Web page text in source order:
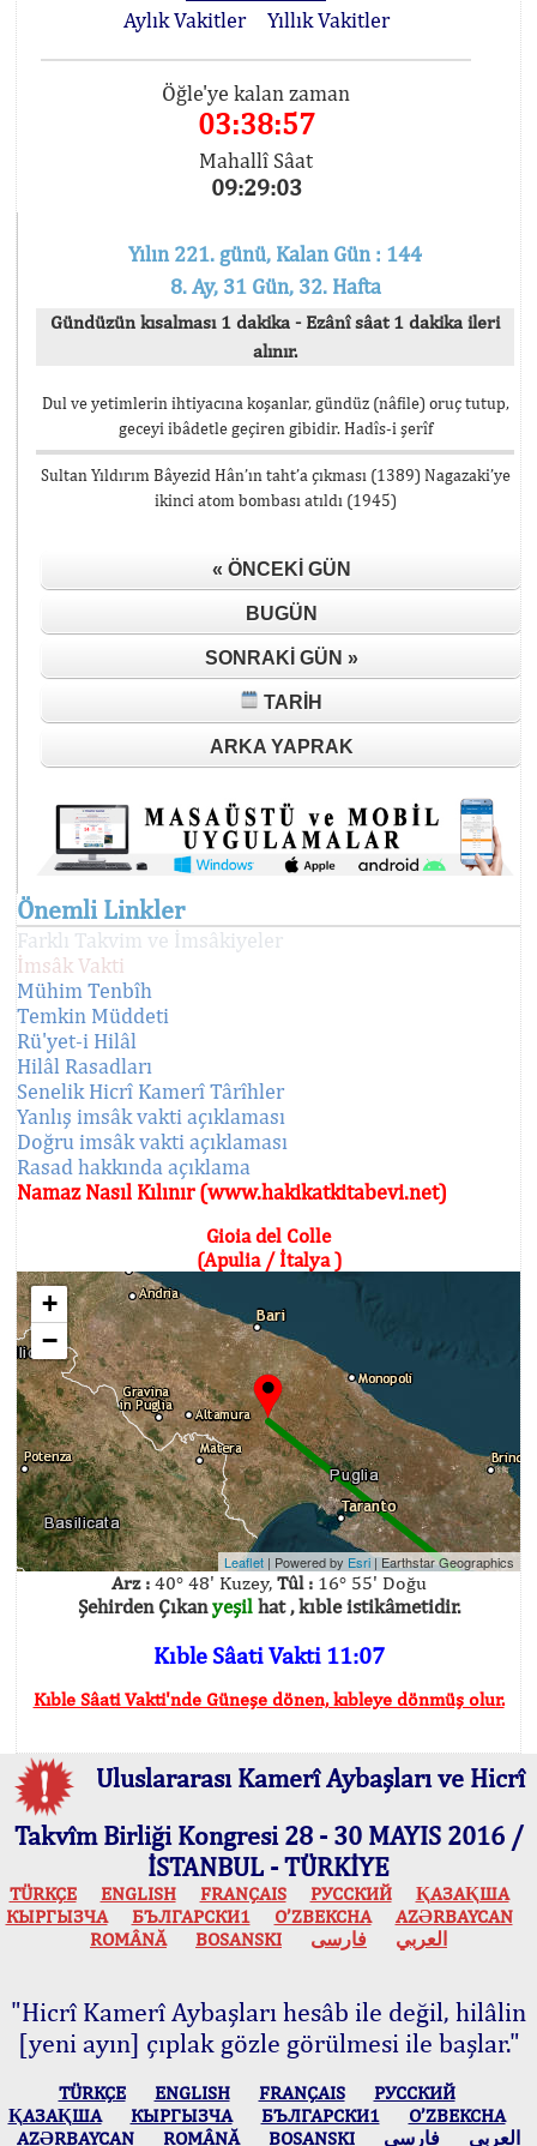
Aylık Vakitler
Yıllık Vakitler
Öğle'ye kalan zaman
03:38:57
Mahallî Sâat
09:29:03
Yılın 221. günü, Kalan Gün : 144
8. Ay, 31 Gün, 32. Hafta
Gündüzün kısalması 1 dakika - Ezânî sâat 1 dakika ileri
alınır.
Dul ve yetimlerin ihtiyacına koşanlar, gündüz (nâfile) oruç tutup,
geceyi ibâdetle geçiren gibidir. Hadîs-i şerîf
Sultan Yıldırım Bâyezid Hân’ın taht’a çıkması (1389) Nagazaki’ye
ikinci atom bombası atıldı (1945)
« ÖNCEKI GÜN
BUGÜN
SONRAKI GÜN »
TARIH
ARKA YAPRAK
Önemli Linkler
Farklı Takvim ve İmsâkiyeler
İmsâk Vakti
Mühim Tenbîh
Temkin Müddeti
Rü'yet-i Hilâl
Hilâl Rasadları
Senelik Hicrî Kamerî Târîhler
Yanlış imsâk vakti açıklaması
Doğru imsâk vakti açıklaması
Rasad hakkında açıklama
Namaz Nasıl Kılınır (www.hakikatkitabevi.net)
Gioia del Colle
(Apulia / İtalya )
+
−
Leaflet | Powered by Esri|Earthstar Geographics
Arz :40° 48' Kuzey, Tûl :16° 55' Doğu
Şehirden Çıkanyeşilhat , kıble istikâmetidir.
Kıble Sâati Vakti 11:07
Kıble Sâati Vakti'nde Güneşe dönen, kıbleye dönmüş olur.
Uluslararası Kamerî Aybaşları ve Hicrî
Takvîm Birliği Kongresi 28 - 30 MAYIS 2016 /
İSTANBUL - TÜRKİYE
TÜRKÇE ENGLISH FRANÇAIS РУССКИЙ
ҚАЗАҚША
КЫPГЫЗЧA
БЪЛГАРСКИ1 O’ZBEKCHA
AZӘRBAYCAN
ROMÂNĂ
BOSANSKI العربي فارسی
"Hicrî Kamerî Aybaşları hesâb ile değil, hilâlin
[yeni ayın] çıplak gözle görülmesi ile başlar."
TÜRKÇE ENGLISH FRANÇAIS
РУССКИЙ
ҚАЗАҚША
КЫPГЫЗЧA БЪЛГАРСКИ1
O’ZBEKCHA
AZӘRBAYCAN
ROMÂNĂ BOSANSKI العربي فارسی